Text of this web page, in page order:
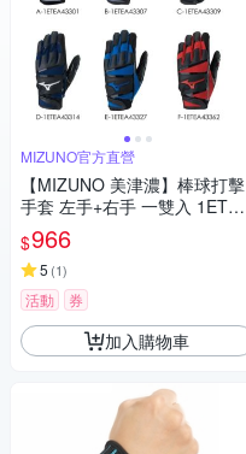
MIZUNO官方直營
【MIZUNO 美津濃】棒球打擊
手套 左手+右手 一雙入 1ETEA
433XX(打擊手套)
$966
5 (1)
活動 券
加入購物車